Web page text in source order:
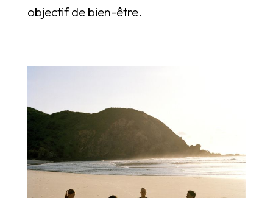
objectif de bien-être.